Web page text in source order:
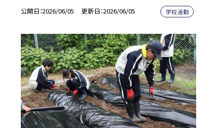
公開日 2026/06/05 更新日 2026/06/05 学校活動